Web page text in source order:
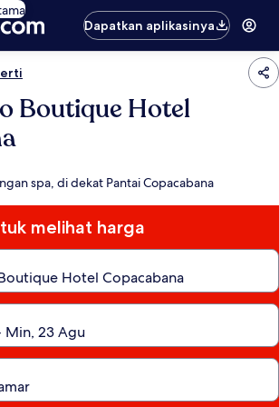
Dapatkan aplikasinya
Boutique Hotel
spa, di dekat Pantai Copacabana
melihat harga